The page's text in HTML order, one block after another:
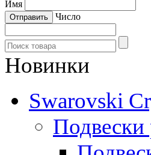
Имя
Число
Новинки
Swarovski